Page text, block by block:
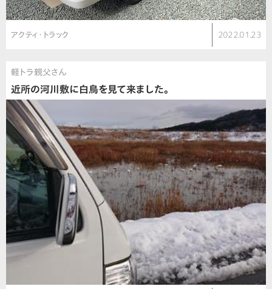
アクティ・トラック 2022.01.23
軽トラ親父さん
近所の河川敷に白鳥を見て来ました。